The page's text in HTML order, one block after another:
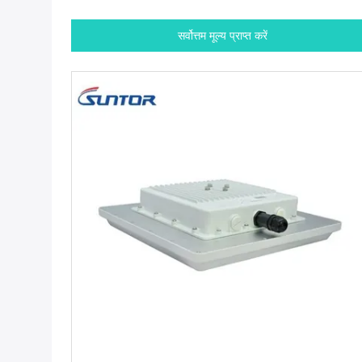
सर्वोत्तम मूल्य प्राप्त करें